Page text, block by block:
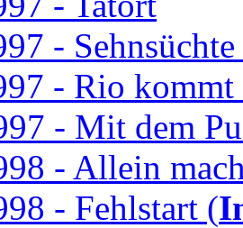
-
- Rio kommt
- Mit dem
- Allein
- Fehlstart (